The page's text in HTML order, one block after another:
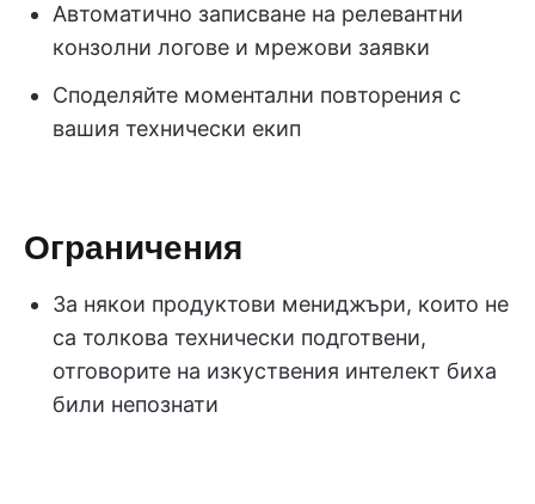
Автоматично записване на релевантни
конзолни логове и мрежови заявки
Споделяйте моментални повторения с
вашия технически екип
Ограничения
За някои продуктови мениджъри, които не
са толкова технически подготвени,
отговорите на изкуствения интелект биха
били непознати